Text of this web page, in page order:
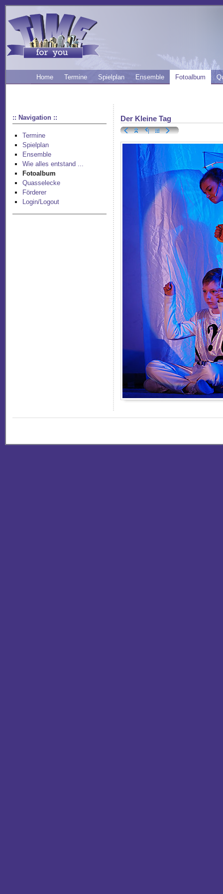
Home Termine Spielplan Ensemble Fotoalbum
:: Navigation ::
Termine
Spielplan
Ensemble
Wie alles entstand ...
Fotoalbum
Quasselecke
Förderer
Login/Logout
Der Kleine Tag